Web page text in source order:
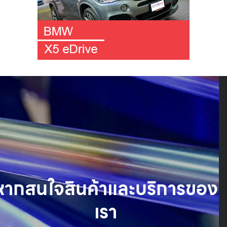
Search
for:
Search
กสนใจสินค้าและบริการของ
เรา